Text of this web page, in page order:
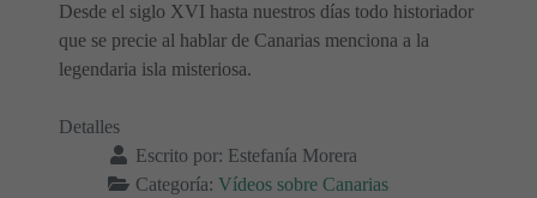
Desde el siglo XVI hasta nuestros días todo historiador
que se precie al hablar de Canarias menciona a la
legendaria isla misteriosa.
Detalles
Escrito por: Estefanía Morera
Categoría: Vídeos sobre Canarias